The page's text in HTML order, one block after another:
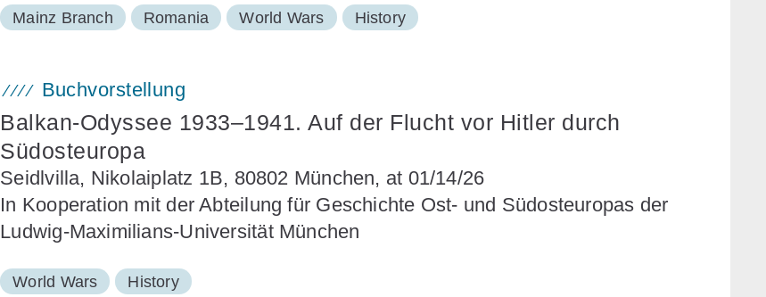
Mainz Branch Romania World Wars History
Buchvorstellung
Balkan-Odyssee 1933–1941. Auf der Flucht vor Hitler durch
Südosteuropa
Seidlvilla, Nikolaiplatz 1B, 80802 München, at 01/14/26
In Kooperation mit der Abteilung für Geschichte Ost- und Südosteuropas der
Ludwig-Maximilians-Universität München
World Wars History